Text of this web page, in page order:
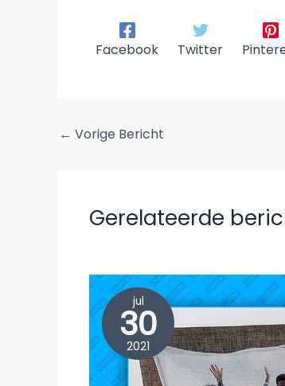
Facebook Twitter
← Vorige Bericht
Gerelateerde
jul
30
2021